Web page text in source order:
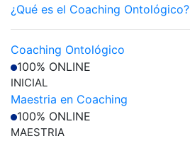
¿Qué es el Coaching Ontológico?
Coaching Ontológico
100% ONLINE
INICIAL
Maestria en Coaching
100% ONLINE
MAESTRIA